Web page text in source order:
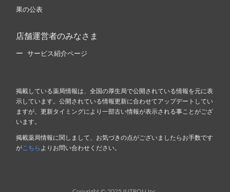
果の公表
店舗運営者のみなさま
サービス紹介ページ
掲載している薬局情報は、全国の厚生局で公開されている情報を元に表
示しています。公開されている情報更新に合わせてアップデートしてい
ますが、更新タイミングにより一部古い情報が表示される事ことがござ
います。
掲載薬局情報に関しまして、お気づきの点がございましたらお手数です
が こちら よりお問い合わせください。